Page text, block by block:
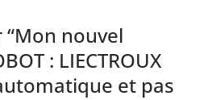
Mon nouvel
: LIECTROUX
et pas